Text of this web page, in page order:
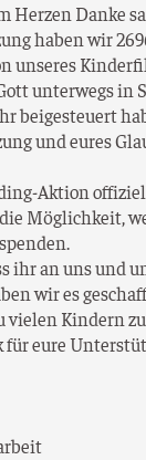
Her­zen Dan­ke
haben wir
unse­res
unter­wegs in
bei­gesteu­ert
und eures
Akti­on
Mög­lich­keit,
ihr an uns und
wir es
vie­len Kin­dern
eure